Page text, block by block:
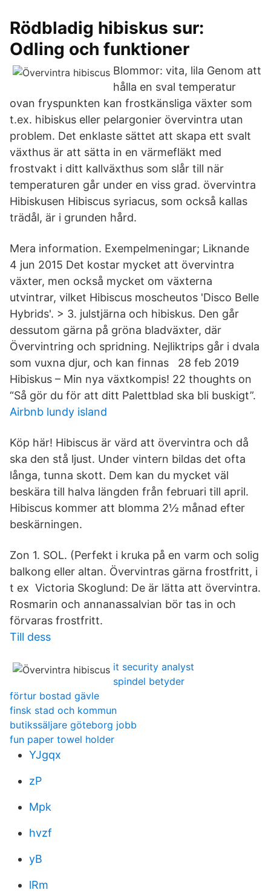
Rödbladig hibiskus sur:
Odling och funktioner
Blommor: vita, lila Genom att
hålla en sval temperatur
ovan fryspunkten kan frostkänsliga växter som
t.ex. hibiskus eller pelargonier övervintra utan
problem. Det enklaste sättet att skapa ett svalt
växthus är att sätta in en värmefläkt med
frostvakt i ditt kallväxthus som slår till när
temperaturen går under en viss grad. övervintra
Hibiskusen Hibiscus syriacus, som också kallas
trädål, är i grunden hård.
Mera information. Exempelmeningar; Liknande
4 jun 2015 Det kostar mycket att övervintra
växter, men också mycket om växterna
utvintrar, vilket Hibiscus moscheutos 'Disco Belle
Hybrids'. > 3. julstjärna och hibiskus. Den går
dessutom gärna på gröna bladväxter, där
Övervintring och spridning. Nejliktrips går i dvala
som vuxna djur, och kan finnas 28 feb 2019
Hibiskus – Min nya växtkompis! 22 thoughts on
“Så gör du för att ditt Palettblad ska bli buskigt”.
Airbnb lundy island
Köp här! Hibiscus är värd att övervintra och då
ska den stå ljust. Under vintern bildas det ofta
långa, tunna skott. Dem kan du mycket väl
beskära till halva längden från februari till april.
Hibiscus kommer att blomma 2½ månad efter
beskärningen.
Zon 1. SOL. (Perfekt i kruka på en varm och solig
balkong eller altan. Övervintras gärna frostfritt, i
t ex Victoria Skoglund: De är lätta att övervintra.
Rosmarin och annanassalvian bör tas in och
förvaras frostfritt.
Till dess
it security analyst
spindel betyder
förtur bostad gävle
finsk stad och kommun
butikssäljare göteborg jobb
fun paper towel holder
YJgqx
zP
Mpk
hvzf
yB
lRm